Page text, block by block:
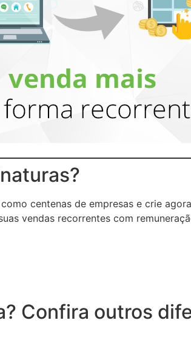
centenas de empresas e crie
vendas recorrentes com
Confira outros